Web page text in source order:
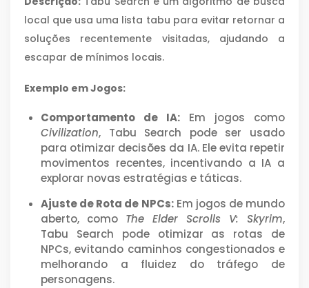
local que usa uma lista tabu para evitar retornar a
soluções recentemente visitadas, ajudando a
escapar de mínimos locais.
Exemplo em Jogos:
Comportamento de IA: Em jogos como
Civilization, Tabu Search pode ser usado
para otimizar decisões da IA. Ele evita repetir
movimentos recentes, incentivando a IA a
explorar novas estratégias e táticas.
Ajuste de Rota de NPCs:Em jogos de mundo
aberto, como The Elder Scrolls V: Skyrim,
Tabu Search pode otimizar as rotas de
NPCs, evitando caminhos congestionados e
melhorando a fluidez do tráfego de
personagens.